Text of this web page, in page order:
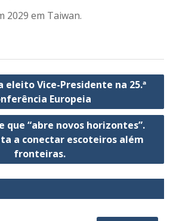
2029 em Taiwan.
eleito Vice-Presidente na 25.ª
Europeia
que “abre novos horizontes”.
a conectar escoteiros além
fronteiras.